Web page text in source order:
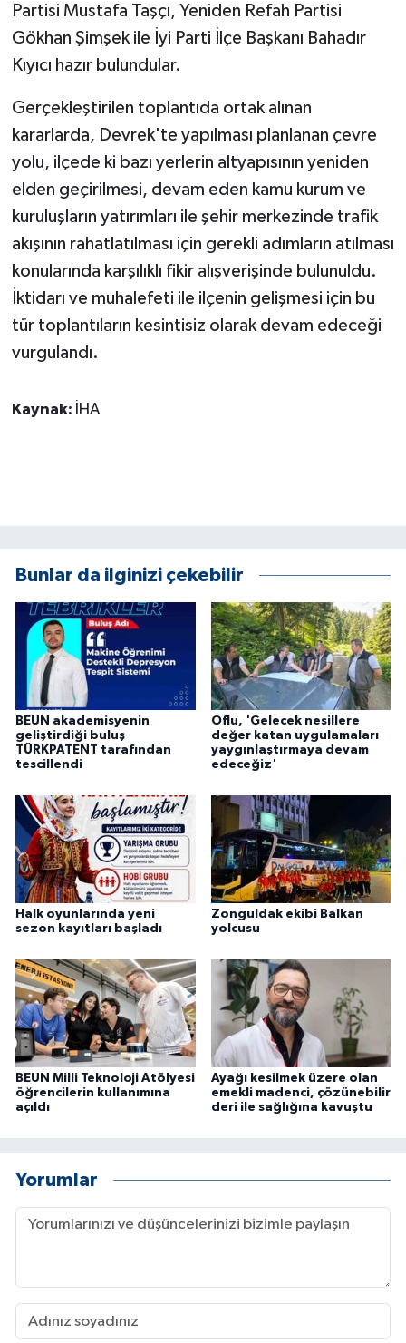
Partisi Mustafa Taşçı, Yeniden Refah Partisi
Gökhan Şimşek ile İyi Parti İlçe Başkanı Bahadır
Kıyıcı hazır bulundular.
Gerçekleştirilen toplantıda ortak alınan
kararlarda, Devrek'te yapılması planlanan çevre
yolu, ilçede ki bazı yerlerin altyapısının yeniden
elden geçirilmesi, devam eden kamu kurum ve
kuruluşların yatırımları ile şehir merkezinde trafik
akışının rahatlatılması için gerekli adımların atılması
konularında karşılıklı fikir alışverişinde bulunuldu.
İktidarı ve muhalefeti ile ilçenin gelişmesi için bu
tür toplantıların kesintisiz olarak devam edeceği
vurgulandı.
Kaynak: İHA
Bunlar da ilginizi çekebilir
BEUN akademisyenin
geliştirdiği buluş
TÜRKPATENT tarafından
tescillendi
Oflu, 'Gelecek nesillere
değer katan uygulamaları
yaygınlaştırmaya devam
edeceğiz'
Halk oyunlarında yeni
sezon kayıtları başladı
Zonguldak ekibi Balkan
yolcusu
BEUN Milli Teknoloji Atölyesi
öğrencilerin kullanımına
açıldı
Ayağı kesilmek üzere olan
emekli madenci, çözünebilir
deri ile sağlığına kavuştu
Yorumlar
Jandarma
KÜLTÜR SANAT
Otomobil
POLİTİKA
Sağlık
SİYASET
SPOR HABERLERİ
YEREL
Yerel Haberler